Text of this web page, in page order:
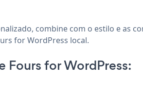
combine com o estilo e as
for WordPress local.
Fours for WordPress: